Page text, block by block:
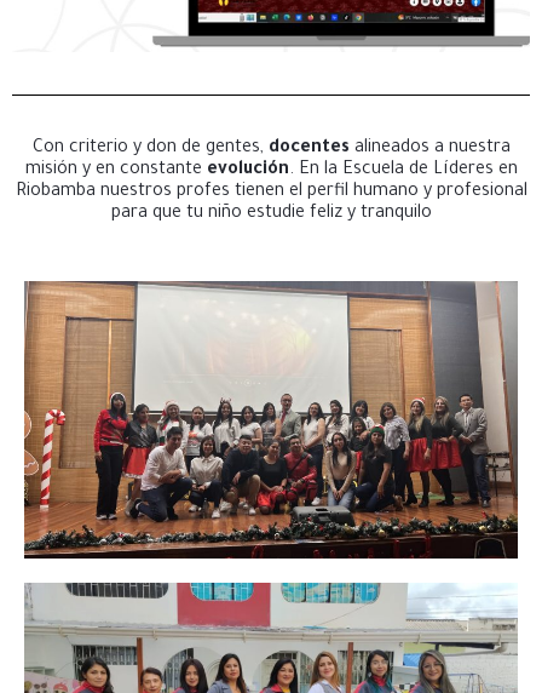
Con criterio y don de gentes, docentes alineados a nuestra
misión y en constante evolución. En la Escuela de Líderes en
Riobamba nuestros profes tienen el perfil humano y profesional
para que tu niño estudie feliz y tranquilo